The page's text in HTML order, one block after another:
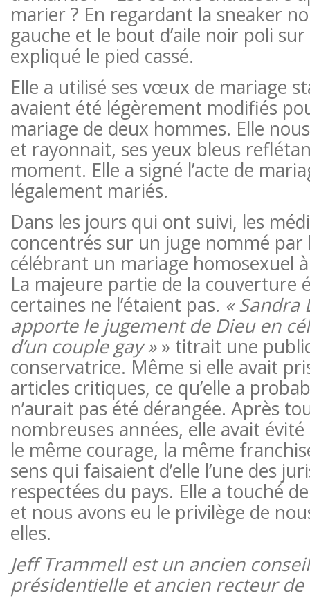
marier ? En regardant la sneaker
gauche et le bout d’aile noir poli sur
expliqué le pied cassé.
Elle a utilisé ses vœux de mariage
avaient été légèrement modifiés
mariage de deux hommes. Elle
et rayonnait, ses yeux bleus
moment. Elle a signé l’acte de
légalement mariés.
Dans les jours qui ont suivi, les
concentrés sur un juge nommé par
célébrant un mariage homosexuel
La majeure partie de la couverture
certaines ne l’étaient pas. «Sandra
apporte le jugement de Dieu en
d’un couple gay »» titrait une
conservatrice. Même si elle avait
articles critiques, ce qu’elle a
n’aurait pas été dérangée. Après
nombreuses années, elle avait
le même courage, la même
sens qui faisaient d’elle l’une des
respectées du pays. Elle a touché
et nous avons eu le privilège de
elles.
Jeff Trammell est un ancien
présidentielle et ancien recteur